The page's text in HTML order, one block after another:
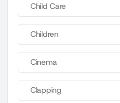
Child Care
Children
Cinema
Clapping